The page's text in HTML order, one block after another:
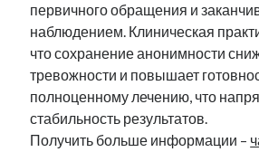
первичного обращения и
наблюдением. Клиническая
что сохранение анонимности
тревожности и повышает
полноценному лечению, что
стабильность результатов.
Получить больше информации –